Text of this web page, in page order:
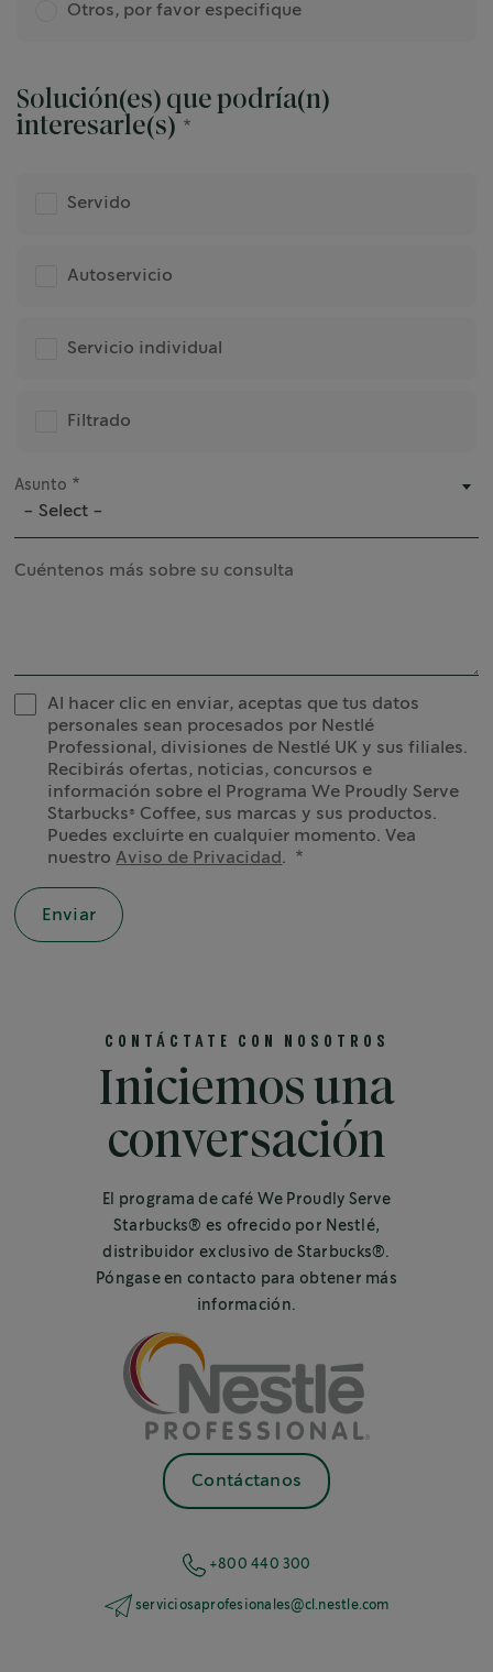
Otros, por favor especifique
Solución(es) que podría(n)
interesarle(s)
Servido
Autoservicio
Servicio individual
Filtrado
Asunto
- Select -
Cuéntenos más sobre su consulta
Al hacer clic en enviar, aceptas que tus datos
personales sean procesados por Nestlé
Professional, divisiones de Nestlé UK y sus filiales.
Recibirás ofertas, noticias, concursos e
información sobre el Programa We Proudly Serve
Starbucks® Coffee, sus marcas y sus productos.
Puedes excluirte en cualquier momento. Vea
nuestroAviso de Privacidad .
CONTÁCTATE CON NOSOTROS
Iniciemos una
conversación
El programa de café We Proudly Serve
Starbucks® es ofrecido por Nestlé,
distribuidor exclusivo de Starbucks®.
Póngase en contacto para obtener más
información.
Contáctanos
+800 440 300
serviciosaprofesionales@cl.nestle.com